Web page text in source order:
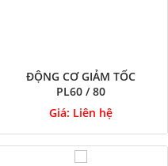
ĐỘNG CƠ GIẢM TỐC
PL60 / 80
Giá: Liên hệ